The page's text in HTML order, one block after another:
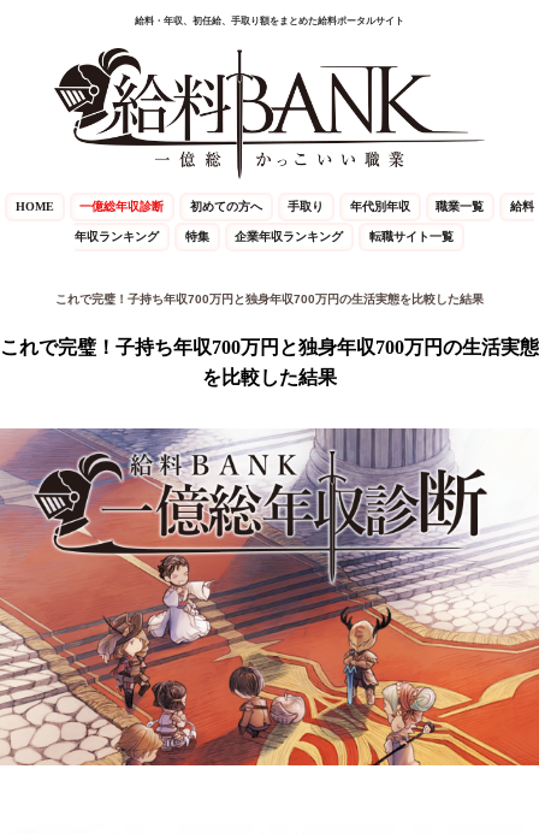
給料・年収、初任給、手取り額をまとめた給料ポータルサイト
HOME 一億総年収診断 初めての方へ 手取り 年代別年収 職業一覧 給料
年収ランキング 特集 企業年収ランキング 転職サイト一覧
これで完璧！子持ち年収700万円と独身年収700万円の生活実態を比較した結果
これで完璧！子持ち年収700万円と独身年収700万円の生活実態
を比較した結果